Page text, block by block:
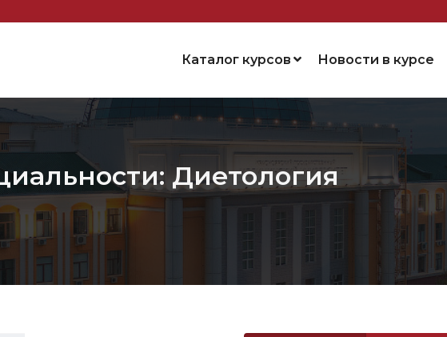
Каталог курсов Новости в курсе
Диетология